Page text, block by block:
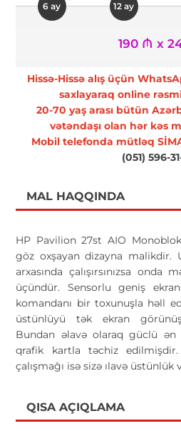
6 ay 12 ay
190 ₼ x
Hissə-Hissə alış üçün
saxlayaraq online
20-70 yaş arası bütün
vətəndaşı olan hər kəs
Mobil telefonda mütləq
(051) 596-
MAL HAQQINDA
HP Pavilion 27st AIO
göz oxşayan dizayna malikdir.
arxasında çalışırsınızsa
üçündür. Sensorlu geniş
komandanı bir toxunuşla həll
üstünlüyü tək ekran
Bundan əlavə olaraq güclü
qrafik kartla təchiz
çalışmağı isə sizə ılavə üstünlük
QISA AÇIQLAMA